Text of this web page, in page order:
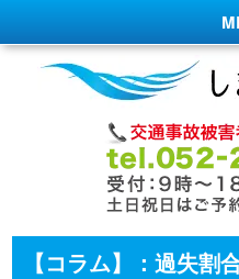
【コラム】：過失割